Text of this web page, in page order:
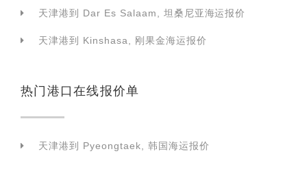
天津港到 Dar Es Salaam, 坦桑尼亚海运报价
天津港到 Kinshasa, 刚果金海运报价
热门港口在线报价单
天津港到 Pyeongtaek, 韩国海运报价